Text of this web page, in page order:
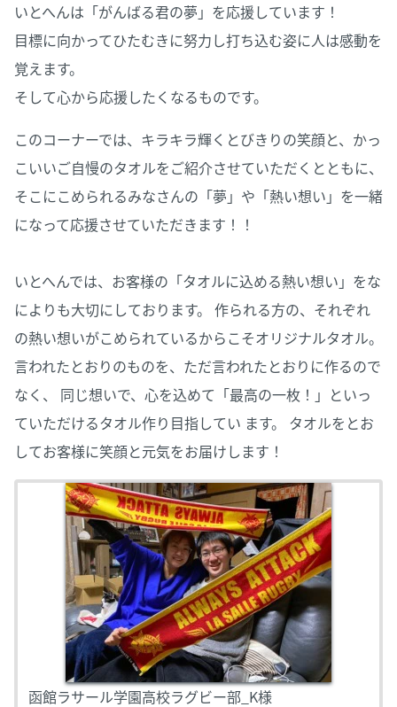
いとへんは「がんばる君の夢」を応援しています！
目標に向かってひたむきに努力し打ち込む姿に人は感動を
覚えます。
そして心から応援したくなるものです。
このコーナーでは、キラキラ輝くとびきりの笑顔と、かっ
こいいご自慢のタオルをご紹介させていただくとともに、
そこにこめられるみなさんの「夢」や「熱い想い」を一緒
になって応援させていただきます！！
いとへんでは、お客様の「タオルに込める熱い想い」をな
によりも大切にしております。 作られる方の、それぞれ
の熱い想いがこめられているからこそオリジナルタオル。
言われたとおりのものを、ただ言われたとおりに作るので
なく、 同じ想いで、心を込めて「最高の一枚！」といっ
ていただけるタオル作り目指してい ます。 タオルをとお
してお客様に笑顔と元気をお届けします！
函館ラサール学園高校ラグビー部_K様